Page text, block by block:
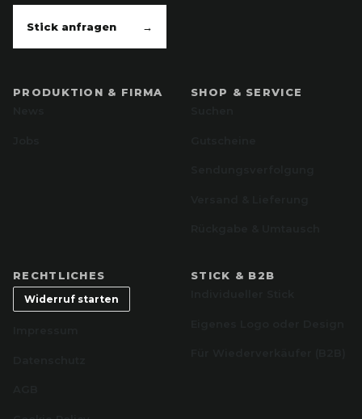
Stick anfragen →
PRODUKTION & FIRMA
SHOP & SERVICE
RECHTLICHES
Widerruf starten
STICK & B2B